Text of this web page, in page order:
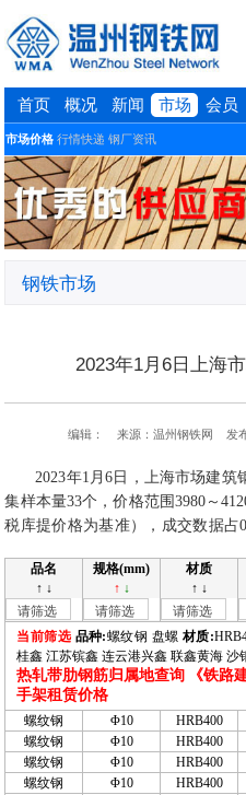
首页 概况 新闻 市场 会员
市场价格 行情快递 钢厂资讯
钢铁市场
2023年1月6日上海
编辑： 来源：温州钢铁网 发
2023年1月6日，上海市场建
集样本量33个，价格范围3980～
税库提价格为基准），成交数据占
品名
↑ ↓
请筛选
规格(mm)
↑ ↓
请筛选
材质
↑ ↓
请筛选
当前筛选 品种:螺纹钢 盘螺 材质:
桂鑫 江苏镔鑫 连云港兴鑫 联鑫黄海 沙
热轧带肋钢筋归属地查询 《铁路
手架租赁价格
螺纹钢 Φ10 HRB400
螺纹钢
Φ10 HRB400
螺纹钢
Φ10 HRB400
螺纹钢
Φ10 HRB400